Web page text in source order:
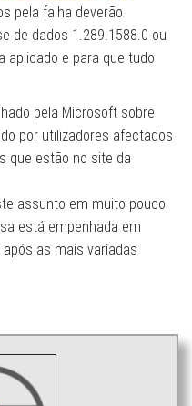
pela falha deverão
de dados 1.289.1588.0 ou
aplicado e para que tudo
pela Microsoft sobre
por utilizadores afectados
que estão no site da
assunto em muito pouco
está empenhada em
as mais variadas